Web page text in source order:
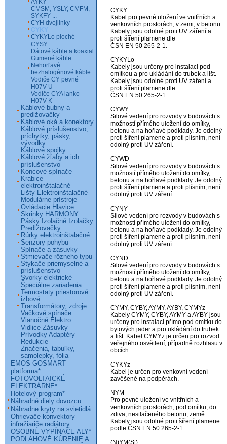
CYKY
Kabel pro pevné uložení ve vnitřních a
venkovních prostorách, v zemi, v betonu.
Kabely jsou odolné proti UV záření a
proti šíření plamene dle
ČSN EN 50 265-2-1.
CYKYLo
Kabely jsou určeny pro instalaci pod
omítkou a pro ukládání do trubek a lišt.
Kabely jsou odolné proti UV záření a
proti šíření plamene dle
ČSN EN 50 265-2-1.
CYWY
Silové vedení pro rozvody v budovách s
možností přímého uložení do omítky,
betonu a na hořlavé podklady. Je odolný
proti šíření plamene a proti plísním, není
odolný proti UV záření.
CYWD
Silové vedení pro rozvody v budovách s
možností přímého uložení do omítky,
betonu a na hořlavé podklady. Je odolný
proti šíření plamene a proti plísním, není
odolný proti UV záření.
CYNY
Silové vedení pro rozvody v budovách s
možností přímého uložení do omítky,
betonu a na hořlavé podklady. Je odolný
proti šíření plamene a proti plísním, není
odolný proti UV záření.
CYND
Silové vedení pro rozvody v budovách s
možností přímého uložení do omítky,
betonu a na hořlavé podklady. Je odolný
proti šíření plamene a proti plísním, není
odolný proti UV záření.
CYMY, CYBY, AYMY, AYBY, CYMYz
Kabely CYMY, CYBY, AYMY a AYBY jsou
určeny pro instalaci přímo pod omítku do
bytových jader a pro ukládání do trubek
a lišt. Kabel CYMYz je určen pro rozvod
veřejného osvětlení, případně rozhlasu v
obcích.
CYKYz
Kabel je určen pro venkovní vedení
zavěšené na podpěrách.
NYM
Pro pevné uložení ve vnitřních a
venkovních prostorách, pod omítku, do
zdiva, nestlačeného betonu, země.
Kabely jsou odolné proti šíření plamene
podle ČSN EN 50 265-2-1.
(N)YM(St)
AYKY
CMSM, YSLY, CMFM,
SYKFY ...
CYH dvojlinky
CYKY
CYKYLo ploché
CYSY
Dátové káble a koaxial
Gumené káble
Nehorľavé
bezhalogénové káble
Vodiče CY pevné
H07V-U
Vodiče CYA lanko
H07V-K
Káblové bubny a
predlžovačky
Káblové oká a konektory
Káblové príslušenstvo,
príchytky, pásky,
vývodky
Káblové spojky
Káblové žľaby a ich
príslušenstvo
Koncové spínače
Krabice
elektroinštalačné
Lišty Elektroinštalačné
Modulárne prístroje
Ovládacie Hlavice
Skrinky HARMONY
Pásky Izolačné Izolačky
Predlžovačky
Rúrky elektroinštalačné
Senzory pohybu
Spínače a zásuvky
Stmievače rôzneho typu
Stykače priemyselné a
príslušenstvo
Svorky elektrické
Špeciálne zariadenia
Termostaty priestorové
izbové
Transformátory, zdroje
Vačkové spínače
Vianočné Elektro
Vidlice Zásuvky
Prívodky Adaptéry
Redukcie
Značenia, tabuľky,
samolepky, fólia
EMOS GOSMART
platforma*
FOTOVOLTAICKÉ
ELEKTRÁRNE*
Hotelový program*
Náhradné diely dovozcu
Náhradne kryty na svietidlá
Ohrievače konvektory
infražiariče radiátory
OSOBNÉ VYPÍNAČE ALY*
PODLAHOVÉ KÚRENIE A